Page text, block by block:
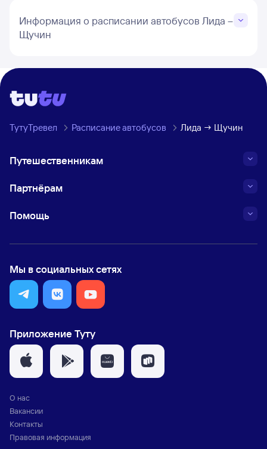
Информация о расписании автобусов Лида –
Щучин
ТутуТревел Расписание автобусов Лида → Щучин
Путешественникам
Партнёрам
Помощь
Мы в социальных сетях
Приложение Туту
О нас
Вакансии
Контакты
Правовая информация